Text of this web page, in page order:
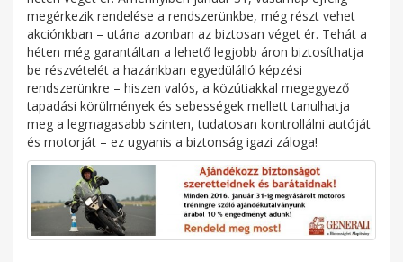
megérkezik rendelése a rendszerünkbe, még részt vehet
akciónkban – utána azonban az biztosan véget ér. Tehát a
héten még garantáltan a lehető legjobb áron biztosíthatja
be részvételét a hazánkban egyedülálló képzési
rendszerünkre – hiszen valós, a közútiakkal megegyező
tapadási körülmények és sebességek mellett tanulhatja
meg a legmagasabb szinten, tudatosan kontrollálni autóját
és motorját – ez ugyanis a biztonság igazi záloga!